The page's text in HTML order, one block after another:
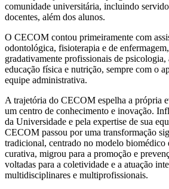
comunidade universitária, incluindo
docentes, além dos alunos.
O CECOM contou primeiramente com
odontológica, fisioterapia e de
gradativamente profissionais de psicologia,
educação física e nutrição, sempre com o
equipe administrativa.
A trajetória do CECOM espelha a própria
um centro de conhecimento e inovação.
da Universidade e pela expertise de sua
CECOM passou por uma transformação
tradicional, centrado no modelo biomédico
curativa, migrou para a promoção e
voltadas para a coletividade e a atuação
multidisciplinares e multiprofissionais.